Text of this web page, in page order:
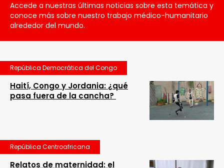
Accede a nuestras últimas noticias sobre esta temática y
conoce más sobre nuestro trabajo médico-humanitario
alrededor del mundo.
República Democrática del Congo
Haití, Congo y Jordania: ¿qué
pasa fuera de la cancha?
República Centroafricana
Relatos de maternidad: el